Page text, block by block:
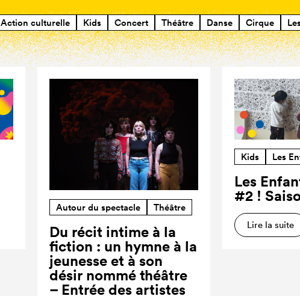
Action culturelle Kids Concert Théâtre Danse Cirque
Autour du spectacle Théâtre
Du récit intime à la
fiction : un hymne à la
jeunesse et à son
désir nommé théâtre
– Entrée des artistes
Kids Les
Les
#2 !
Lire la suite